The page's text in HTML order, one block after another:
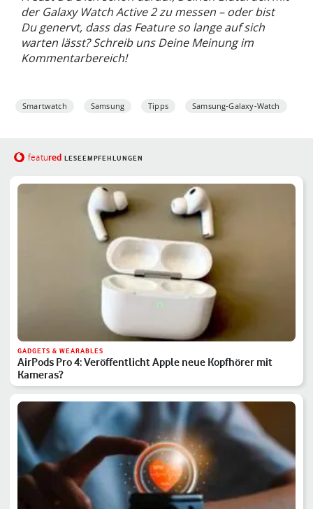
der Galaxy Watch Active 2 zu messen – oder bist
Du genervt, dass das Feature so lange auf sich
warten lässt? Schreib uns Deine Meinung im
Kommentarbereich!
Smartwatch Samsung Tipps Samsung-Galaxy-Watch
featured LESEEMPFEHLUNGEN
GADGETS & WEARABLES
AirPods Pro 4: Veröffentlicht Apple neue Kopfhörer mit
Kameras?